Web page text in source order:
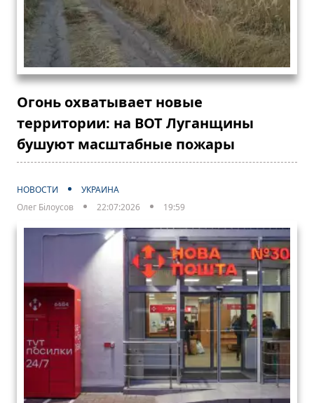
Огонь охватывает новые
территории: на ВОТ Луганщины
бушуют масштабные пожары
НОВОСТИ
УКРАИНА
Олег Білоусов
22:07:2026 19:59